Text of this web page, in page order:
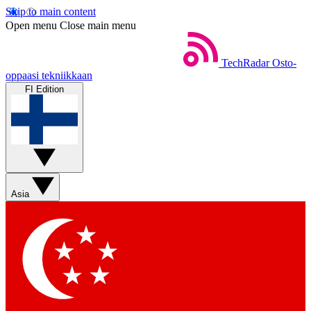
Skip to main content
Open menu Close main menu
TechRadar Osto-
oppaasi tekniikkaan
FI Edition
Asia